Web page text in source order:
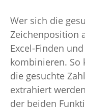
Wer sich die
Zeichenposition
Excel-Finden
kombinieren. So
die gesuchte
extrahiert
der beiden